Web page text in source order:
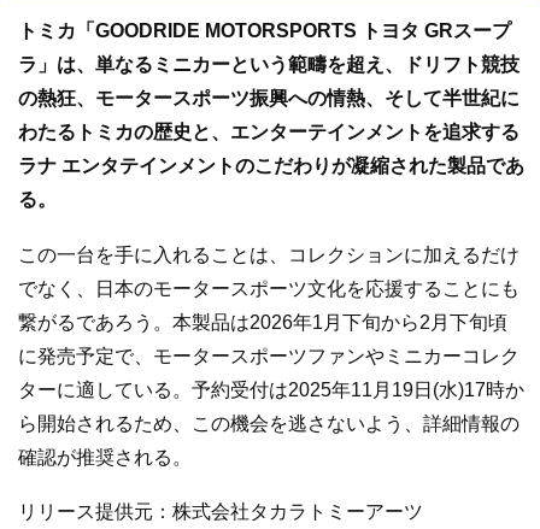
トミカ「GOODRIDE MOTORSPORTS トヨタ GRスープ
ラ」は、単なるミニカーという範疇を超え、ドリフト競技
の熱狂、モータースポーツ振興への情熱、そして半世紀に
わたるトミカの歴史と、エンターテインメントを追求する
ラナ エンタテインメントのこだわりが凝縮された製品であ
る。
この一台を手に入れることは、コレクションに加えるだけ
でなく、日本のモータースポーツ文化を応援することにも
繋がるであろう。本製品は2026年1月下旬から2月下旬頃
に発売予定で、モータースポーツファンやミニカーコレク
ターに適している。予約受付は2025年11月19日(水)17時か
ら開始されるため、この機会を逃さないよう、詳細情報の
確認が推奨される。
リリース提供元：株式会社タカラトミーアーツ